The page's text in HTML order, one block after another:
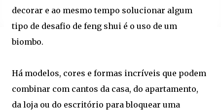
decorar e ao mesmo tempo solucionar algum
tipo de desafio de feng shui é o uso de um
biombo.
Há modelos, cores e formas incríveis que podem
combinar com cantos da casa, do apartamento,
da loja ou do escritório para bloquear uma